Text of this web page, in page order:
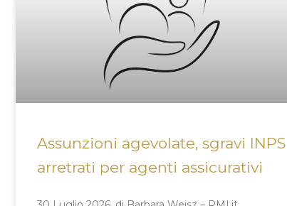
Assunzioni agevolate, sgravi INPS
arretrati per agenti assicurativi